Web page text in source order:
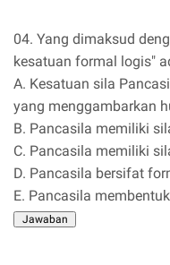
04. Yang dimaksud
kesatuan formal logis"
A. Kesatuan sila
yang menggambarkan
B. Pancasila memiliki
C. Pancasila memiliki
D. Pancasila bersifat
E. Pancasila